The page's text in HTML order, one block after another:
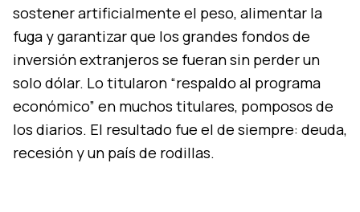
sostener artificialmente el peso, alimentar la
fuga y garantizar que los grandes fondos de
inversión extranjeros se fueran sin perder un
solo dólar. Lo titularon “respaldo al programa
económico” en muchos titulares, pomposos de
los diarios. El resultado fue el de siempre: deuda,
recesión y un país de rodillas.